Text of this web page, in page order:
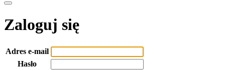
Zaloguj się
Adres e-mail
Hasło